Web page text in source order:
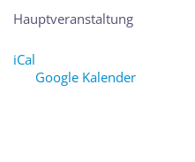
Hauptveranstaltung
iCal
Google Kalender